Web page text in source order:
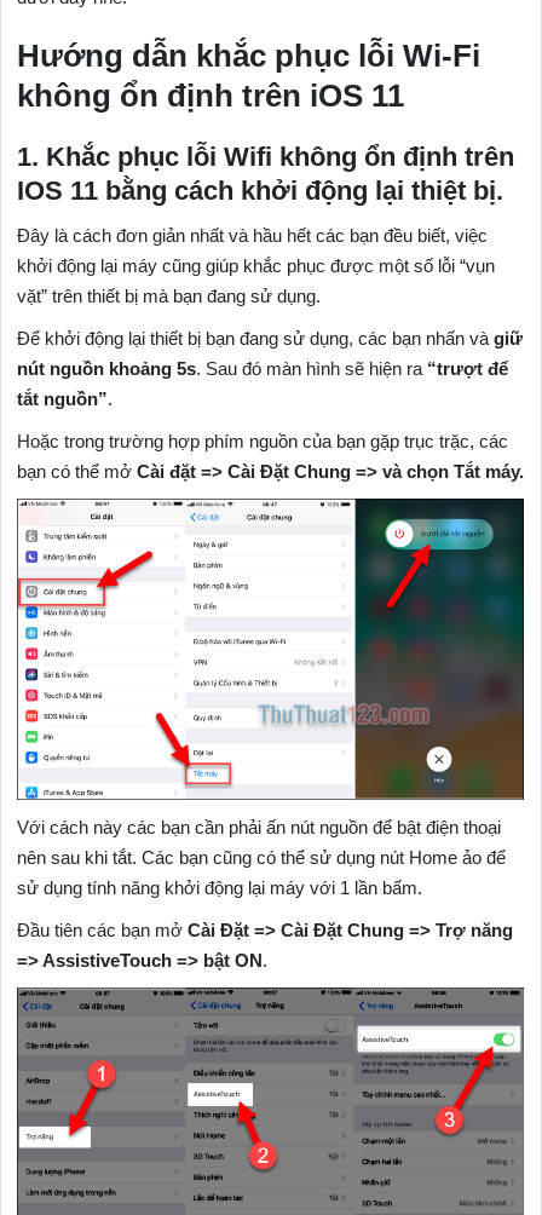
Hướng dẫn khắc phục lỗi Wi-Fi
không ổn định trên iOS 11
1. Khắc phục lỗi Wifi không ổn định trên
IOS 11 bằng cách khởi động lại thiệt bị.
Đây là cách đơn giản nhất và hầu hết các bạn đều biết, việc
khởi động lại máy cũng giúp khắc phục được một số lỗi “vụn
vặt” trên thiết bị mà bạn đang sử dụng.
Để khởi động lại thiết bị bạn đang sử dụng, các bạn nhấn vàgiữ
nút nguồn khoảng 5s. Sau đó màn hình sẽ hiện ra “trượt để
tắt nguồn”.
Hoặc trong trường hợp phím nguồn của bạn gặp trục trặc, các
bạn có thể mởCài đặt => Cài Đặt Chung => và chọn Tắt máy.
Với cách này các bạn cần phải ấn nút nguồn để bật điện thoại
nên sau khi tắt. Các bạn cũng có thể sử dụng nút Home ảo để
sử dụng tính năng khởi động lại máy với 1 lần bấm.
Đầu tiên các bạn mởCài Đặt => Cài Đặt Chung => Trợ năng
=> AssistiveTouch => bật ON.